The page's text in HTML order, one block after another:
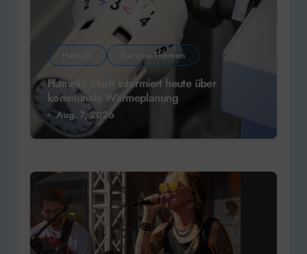
Service-Themen
Hameln: Stadt informiert heute über
kommunale Wärmeplanung
Aug. 7, 2026